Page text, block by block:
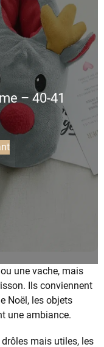
– 40-41
une vache, mais
Ils conviennent
Noël, les objets
une ambiance.
mais utiles, les